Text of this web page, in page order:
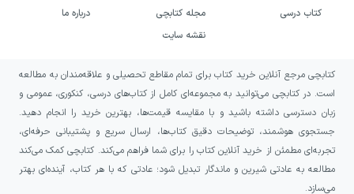
کتاب درسی
مجله کتابچی
نقشه سایت
درباره ما
کتابچی مرجع آنلاین خرید کتاب برای تمام مقاطع تحصیلی و علاقه‌مندان به مطالعه
است. در کتابچی می‌توانید به مجموعه‌ای کامل از کتاب‌های درسی، کنکوری، عمومی و
زبان دسترسی داشته باشید و با مقایسه قیمت‌ها، بهترین خرید را انجام دهید.
جستجوی هوشمند، توضیحات دقیق کتاب‌ها، ارسال سریع و پشتیبانی حرفه‌ای،
تجربه‌ای مطمئن از خرید آنلاین کتاب را برای شما فراهم می‌کند. کتابچی کمک می‌کند
مطالعه به عادتی شیرین و ماندگار تبدیل شود؛ عادتی که با هر کتاب، آینده‌ای بهتر
می‌سازد.